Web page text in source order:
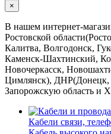
×
В нашем интернет-
Ростовской
Калитва, Волгодонск,
Каменск-Шахтинский,
Новочеркасск,
Цимлянск), ДНР(Донецк,
Запорожскую область и
Кабели связи,